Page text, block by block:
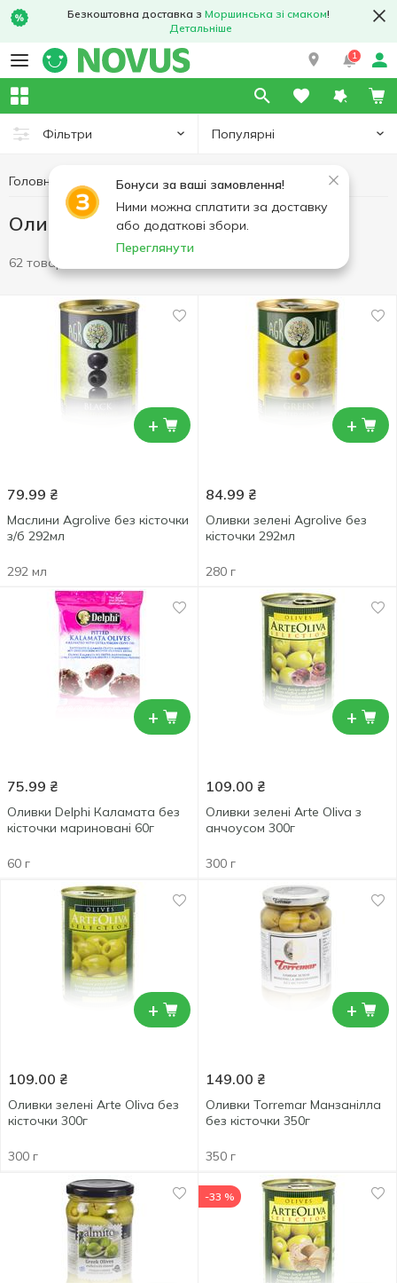
Безкоштовна доставка з Моршинська зі смаком!
Детальніше
1
Фільтри Популярні
Бонуси за ваші замовлення!
Ними можна сплатити за доставку
або додаткові збори.
Переглянути
Головна Консерви Оливки та маслини
Оливки та маслини
62 товари
+
79.99 ₴
Маслини Agrolive без кісточки
з/б 292мл
292 мл
+
84.99 ₴
Оливки зелені Agrolive без
кісточки 292мл
280 г
+
75.99 ₴
Оливки Delphi Каламата без
кісточки мариновані 60г
60 г
+
109.00 ₴
Оливки зелені Arte Oliva з
анчоусом 300г
300 г
+
109.00 ₴
Оливки зелені Arte Oliva без
кісточки 300г
300 г
+
149.00 ₴
Оливки Torremar Манзанілла
без кісточки 350г
350 г
-33 %